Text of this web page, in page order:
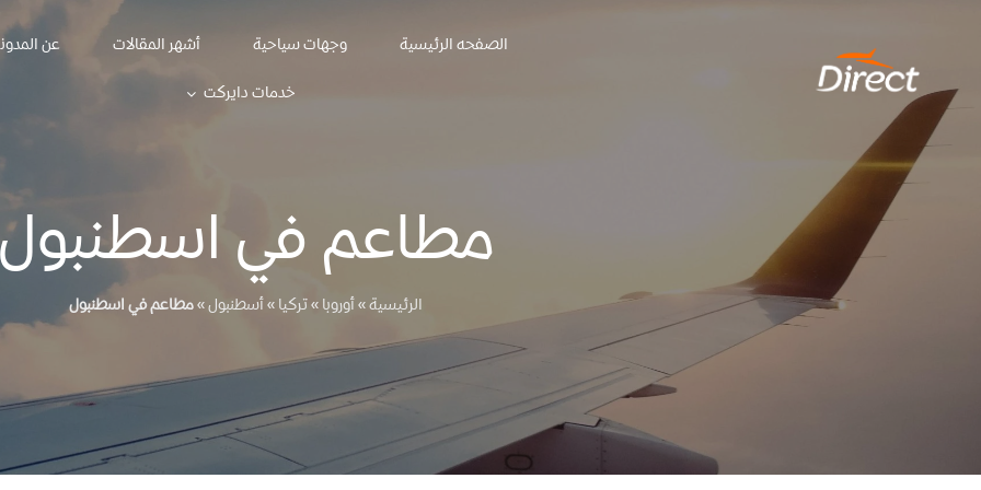
content
الصفحه الرئيسية وجهات سياحية أشهر المقالات
عن
خدمات دايركت
مطاعم في
الرئيسية»أوروبا»تركيا»أسطنبول»مطاعم في اسطنبول